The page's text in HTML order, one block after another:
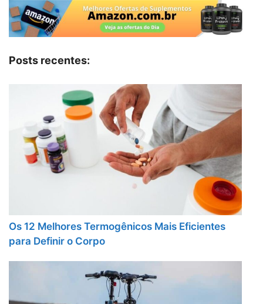
Posts recentes:
Os 12 Melhores Termogênicos Mais Eficientes
para Definir o Corpo